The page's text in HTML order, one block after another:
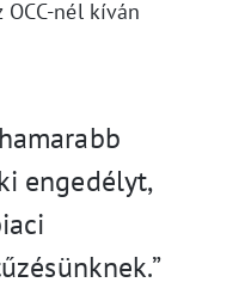
nél kíván
engedélyt,